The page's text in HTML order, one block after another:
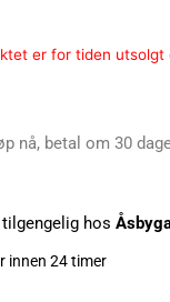
er for tiden utsolgt
nå, betal om 30
hos
innen 24 timer